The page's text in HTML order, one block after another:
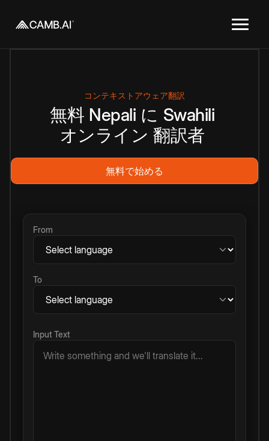
コンテキストアウェア翻訳
無料 Nepali に Swahili
オンライン 翻訳者
無料で始める
From
To
Input Text